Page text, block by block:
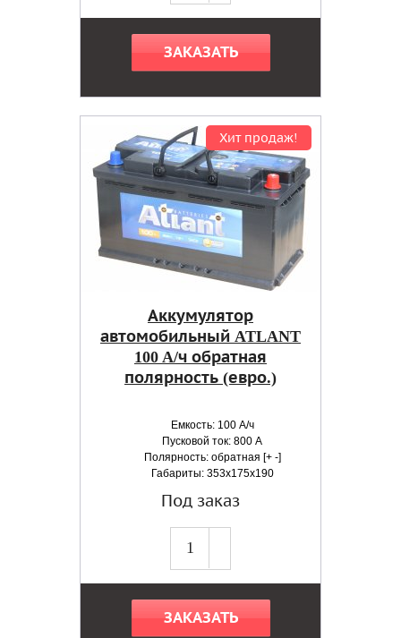
ЗАКАЗАТЬ
Хит продаж!
Аккумулятор
автомобильный ATLANT
100 A/ч обратная
полярность (евро.)
Емкость: 100 А/ч
Пусковой ток: 800 А
Полярность: обратная [+ -]
Габариты: 353x175x190
Под заказ
ЗАКАЗАТЬ